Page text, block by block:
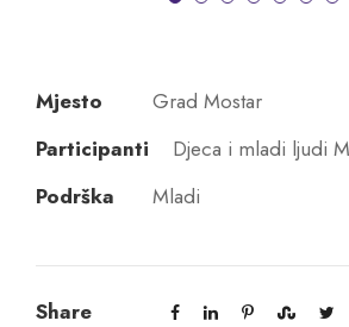
Mjesto
Grad Mostar
Participanti
Djeca i mladi ljudi
Podrška
Mladi
Share